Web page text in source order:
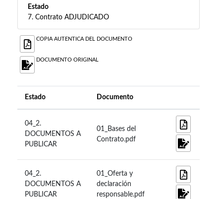
Estado
7. Contrato ADJUDICADO
COPIA AUTENTICA DEL DOCUMENTO
DOCUMENTO ORIGINAL
Estado Documento
04_2.
DOCUMENTOS A
PUBLICAR
01_Bases del
Contrato.pdf
04_2.
DOCUMENTOS A
PUBLICAR
01_Oferta y
declaración
responsable.pdf